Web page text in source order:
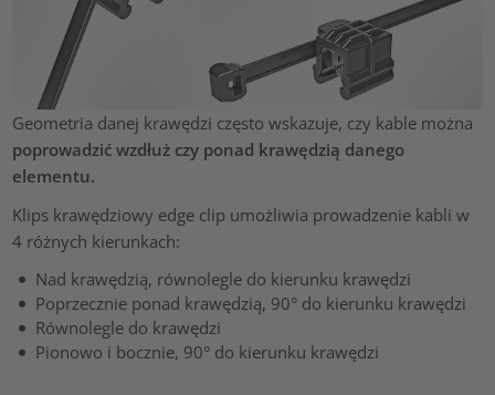
Geometria danej krawędzi często wskazuje, czy kable można
poprowadzić wzdłuż czy ponad krawędzią danego
elementu.
Klips krawędziowy edge clip umożliwia prowadzenie kabli w
4 różnych kierunkach:
Nad krawędzią, równolegle do kierunku krawędzi
Poprzecznie ponad krawędzią, 90° do kierunku krawędzi
Równolegle do krawędzi
Pionowo i bocznie, 90° do kierunku krawędzi